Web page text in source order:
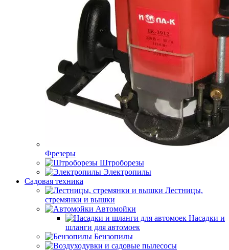
Фрезеры
Штроборезы
Электропилы
Садовая техника
Лестницы,
стремянки и вышки
Автомойки
Насадки и
шланги для автомоек
Бензопилы